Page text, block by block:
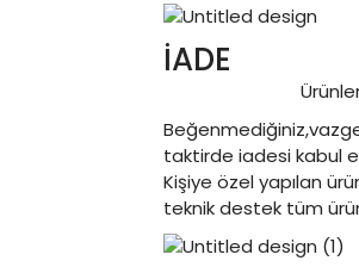
İADE
taktirde iadesi kabul
Kişiye özel yapılan
teknik destek tüm